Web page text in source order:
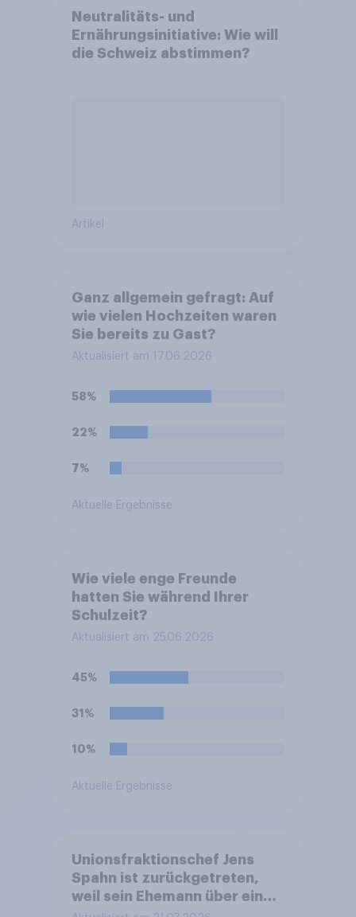
Neutralitäts- und
Ernährungsinitiative: Wie will
die Schweiz abstimmen?
Artikel
Ganz allgemein gefragt: Auf
wie vielen Hochzeiten waren
Sie bereits zu Gast?
Aktualisiert am 17.06.2026
58%
22%
7%
Aktuelle Ergebnisse
Wie viele enge Freunde
hatten Sie während Ihrer
Schulzeit?
Aktualisiert am 25.06.2026
45%
31%
10%
Aktuelle Ergebnisse
Unionsfraktionschef Jens
Spahn ist zurückgetreten,
weil sein Ehemann über eine